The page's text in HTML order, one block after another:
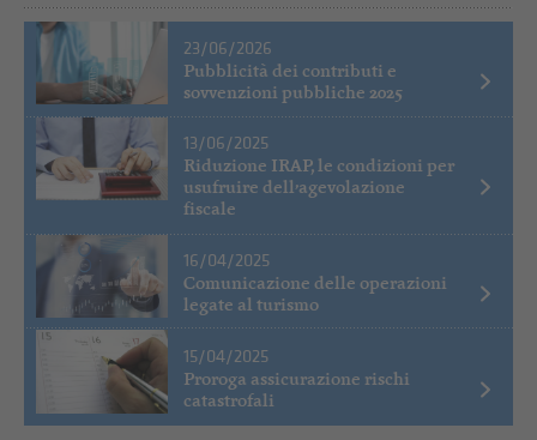
23/06/2026
Pubblicità dei contributi e
sovvenzioni pubbliche 2025
13/06/2025
Riduzione IRAP, le condizioni per
usufruire dell’agevolazione
fiscale
16/04/2025
Comunicazione delle operazioni
legate al turismo
15/04/2025
Proroga assicurazione rischi
catastrofali